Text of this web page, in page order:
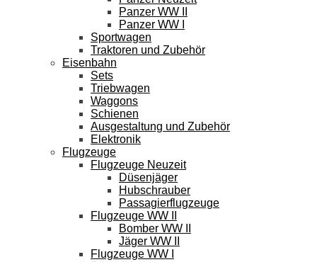
Panzer WW II
Panzer WW I
Sportwagen
Traktoren und Zubehör
Eisenbahn
Sets
Triebwagen
Waggons
Schienen
Ausgestaltung und Zubehör
Elektronik
Flugzeuge
Flugzeuge Neuzeit
Düsenjäger
Hubschrauber
Passagierflugzeuge
Flugzeuge WW II
Bomber WW II
Jäger WW II
Flugzeuge WW I